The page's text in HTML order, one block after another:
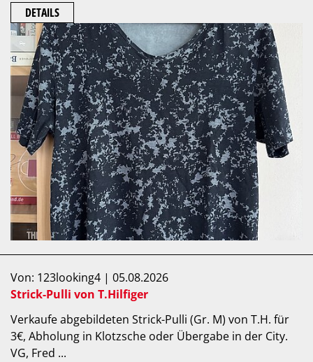
DETAILS
Von: 123looking4 | 05.08.2026
Strick-Pulli von T.Hilfiger
Verkaufe abgebildeten Strick-Pulli (Gr. M) von T.H. für
3€, Abholung in Klotzsche oder Übergabe in der City.
VG, Fred ...